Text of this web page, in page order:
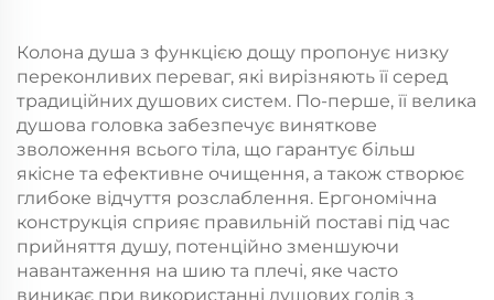
розпилювача
Регульована штанга-
направляюча Оптова
продажа за низькими
цінами
Колона душа з функцією дощу пропонує низку
переконливих переваг, які вирізняють її серед
традиційних душових систем. По-перше, її велика
душова головка забезпечує виняткове
зволоження всього тіла, що гарантує більш
якісне та ефективне очищення, а також створює
глибоке відчуття розслаблення. Ергономічна
конструкція сприяє правильній поставі під час
прийняття душу, потенційно зменшуючи
навантаження на шию та плечі, яке часто
виникає при використанні душових голів з